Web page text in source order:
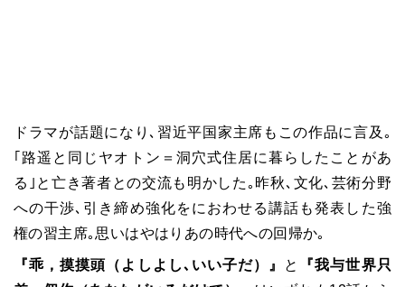
ドラマが話題になり､習近平国家主席もこの作品に言及｡
｢路遥と同じヤオトン＝洞穴式住居に暮らしたことがあ
る｣と亡き著者との交流も明かした｡昨秋､文化､芸術分野
への干渉､引き締め強化をにおわせる講話も発表した強
権の習主席｡思いはやはりあの時代への回帰か｡
『乖，摸摸頭（よしよし､いい子だ）』 と
『我与世界只